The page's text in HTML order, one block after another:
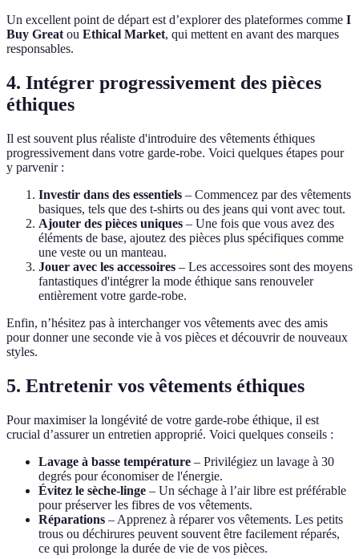
Un excellent point de départ est d’explorer des plateformes comme I
Buy Greatou Ethical Market, qui mettent en avant des marques
responsables.
4. Intégrer progressivement des pièces
éthiques
Il est souvent plus réaliste d'introduire des vêtements éthiques
progressivement dans votre garde-robe. Voici quelques étapes pour
y parvenir :
Investir dans des essentiels – Commencez par des vêtements
basiques, tels que des t-shirts ou des jeans qui vont avec tout.
Ajouter des pièces uniques – Une fois que vous avez des
éléments de base, ajoutez des pièces plus spécifiques comme
une veste ou un manteau.
Jouer avec les accessoires – Les accessoires sont des moyens
fantastiques d'intégrer la mode éthique sans renouveler
entièrement votre garde-robe.
Enfin, n’hésitez pas à interchanger vos vêtements avec des amis
pour donner une seconde vie à vos pièces et découvrir de nouveaux
styles.
5. Entretenir vos vêtements éthiques
Pour maximiser la longévité de votre garde-robe éthique, il est
crucial d’assurer un entretien approprié. Voici quelques conseils :
Lavage à basse température – Privilégiez un lavage à 30
degrés pour économiser de l'énergie.
Évitez le sèche-linge – Un séchage à l’air libre est préférable
pour préserver les fibres de vos vêtements.
Réparations – Apprenez à réparer vos vêtements. Les petits
trous ou déchirures peuvent souvent être facilement réparés,
ce qui prolonge la durée de vie de vos pièces.